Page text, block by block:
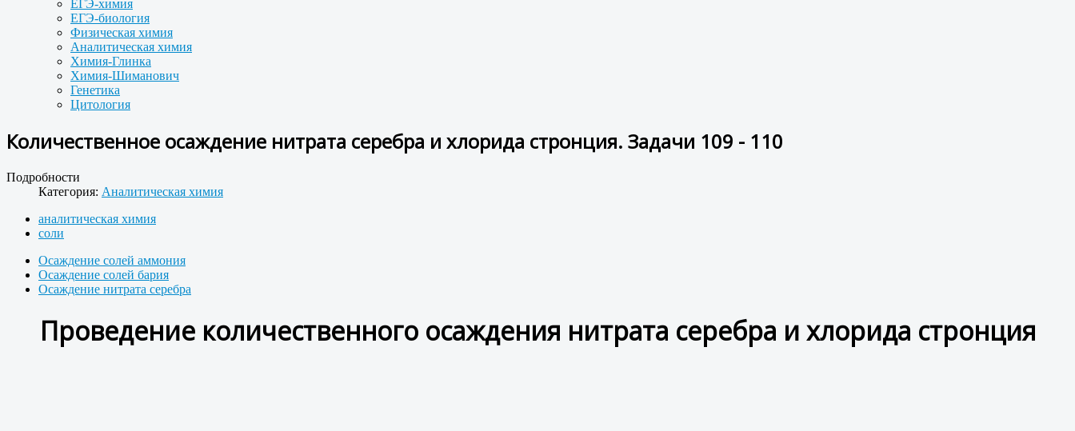
ЕГЭ-химия
ЕГЭ-биология
Физическая химия
Аналитическая химия
Химия-Глинка
Химия-Шиманович
Генетика
Цитология
Количественное осаждение нитрата серебра и хлорида стронция. Задачи 109 - 110
Подробности
Категория: Аналитическая химия
аналитическая химия
соли
Осаждение солей аммония
Осаждение солей бария
Осаждение нитрата серебра
Проведение количественного осаждения нитрата серебра и хлорида стронция